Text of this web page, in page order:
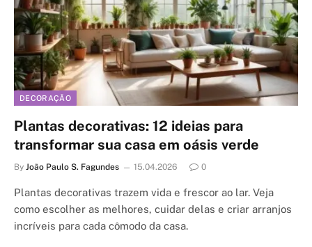
DECORAÇÃO
Plantas decorativas: 12 ideias para
transformar sua casa em oásis verde
By João Paulo S. Fagundes 15.04.2026 0
Plantas decorativas trazem vida e frescor ao lar. Veja
como escolher as melhores, cuidar delas e criar arranjos
incríveis para cada cômodo da casa.